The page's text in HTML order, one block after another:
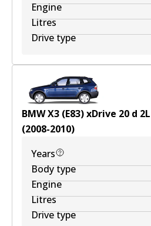
Engine
Litres
Drive type
BMW X3 (E83) xDrive 20 d 2L
(2008-2010)
Years
Body type
Engine
Litres
Drive type